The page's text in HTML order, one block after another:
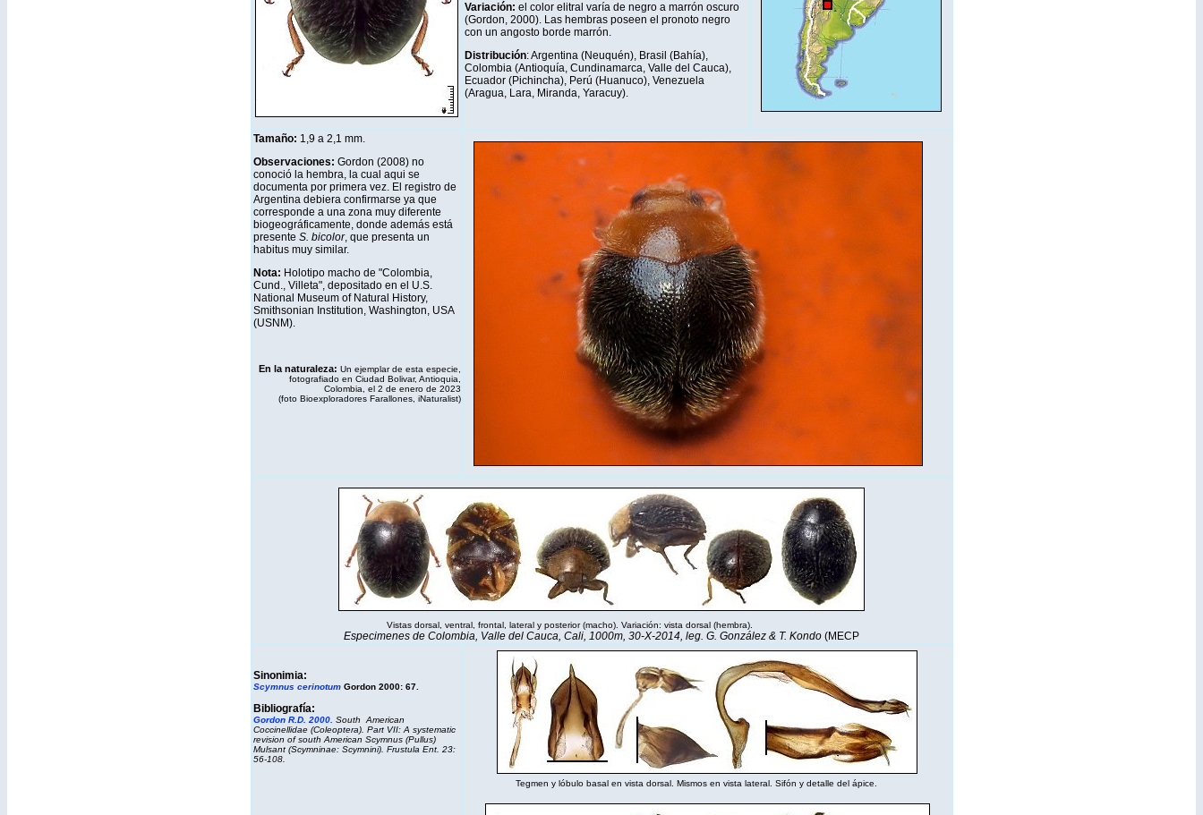
Variación: el color elitral varía de negro a marrón oscuro
(Gordon, 2000). Las hembras poseen el pronoto negro
con un angosto borde marrón.
Distribución: Argentina (Neuquén), Brasil (Bahía),
Colombia (Antioquía, Cundinamarca, Valle del Cauca),
Ecuador (Pichincha), Perú (Huanuco), Venezuela
(Aragua, Lara, Miranda, Yaracuy).
Tamaño: 1,9 a 2,1 mm.
Observaciones: Gordon (2008) no
conoció la hembra, la cual aqui se
documenta por primera vez. El registro de
Argentina debiera confirmarse ya que
corresponde a una zona muy diferente
biogeográficamente, donde además está
presente S. bicolor, que presenta un
habitus muy similar.
Nota: Holotipo macho de "Colombia,
Cund., Villeta", depositado en el U.S.
National Museum of Natural History,
Smithsonian Institution, Washington, USA
(USNM).
En la naturaleza: Un ejemplar de esta especie,
fotografiado en Ciudad Bolivar, Antioquia,
Colombia, el 2 de enero de 2023
(foto Bioexploradores Farallones, iNaturalist)
Vistas dorsal, ventral, frontal, lateral y posterior (macho). Variación: vista dorsal (hembra).
Especimenes de Colombia, Valle del Cauca, Cali, 1000m, 30-X-2014, leg. G. González & T. Kondo (MECP
Sinonimia:
Scymnus cerinotum Gordon 2000: 67.
Bibliografía:
Gordon R.D. 2000. South American
Coccinellidae (Coleoptera). Part VII: A systematic
revision of south American Scymnus (Pullus)
Mulsant (Scymninae: Scymnini). Frustula Ent. 23:
56-108.
Tegmen y lóbulo basal en vista dorsal. Mismos en vista lateral. Sifón y detalle del ápice.